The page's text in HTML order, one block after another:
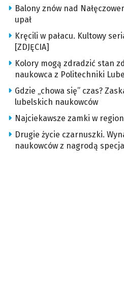
Balony znów nad
upał
Kręcili w pałacu. Kultowy
[ZDJĘCIA]
Kolory mogą zdradzić stan
naukowca z Politechniki
Gdzie „chowa się” czas?
lubelskich naukowców
Najciekawsze zamki w
Drugie życie czarnuszki.
naukowców z nagrodą